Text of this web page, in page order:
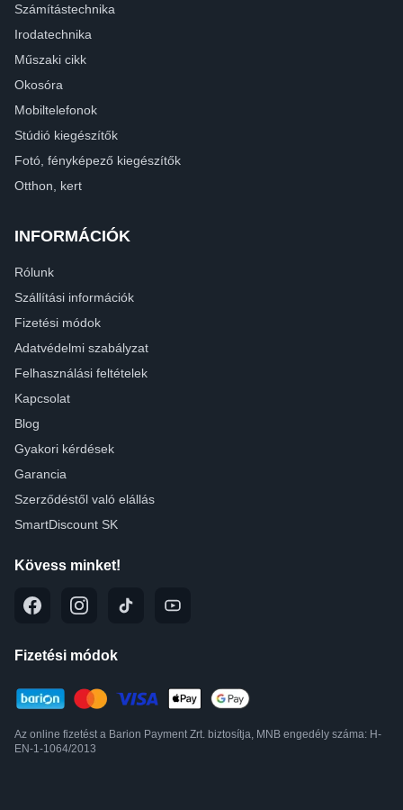
Számítástechnika
Irodatechnika
Műszaki cikk
Okosóra
Mobiltelefonok
Stúdió kiegészítők
Fotó, fényképező kiegészítők
Otthon, kert
INFORMÁCIÓK
Rólunk
Szállítási információk
Fizetési módok
Adatvédelmi szabályzat
Felhasználási feltételek
Kapcsolat
Blog
Gyakori kérdések
Garancia
Szerződéstől való elállás
SmartDiscount SK
Kövess minket!
Fizetési módok
Az online fizetést a Barion Payment Zrt. biztosítja, MNB engedély száma: H-
EN-1-1064/2013